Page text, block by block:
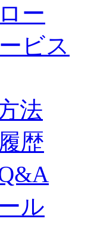
ー
ビス
法
歴
ル